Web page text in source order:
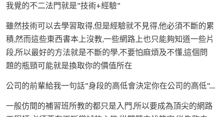
我覺的不二法門就是"技術+經驗"
雖然技術可以去學習取得,但是經驗就不見得,他必須不斷的累
積,然而這些東西書本上沒教,一些網路上也只能夠知道一些片
段,所以最好的方法就是不斷的學,不要怕麻煩及不懂,這個問
題的瓶頸可能就是換取你的價值所在
公司的前輩給我一句話"身段的高低會決定你在公司的高低"....
一般仿間的補習班所教的都只是入門,所以要成為頂尖的網路